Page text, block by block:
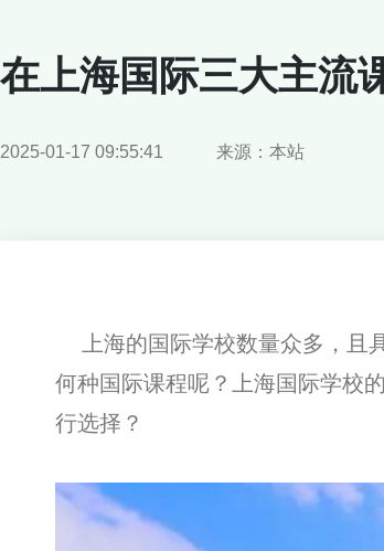
在上海国际三大主流
2025-01-17 09:55:41 来源：本站
上海的国际学校数量众多，且
何种国际课程呢？上海国际学校
行选择？